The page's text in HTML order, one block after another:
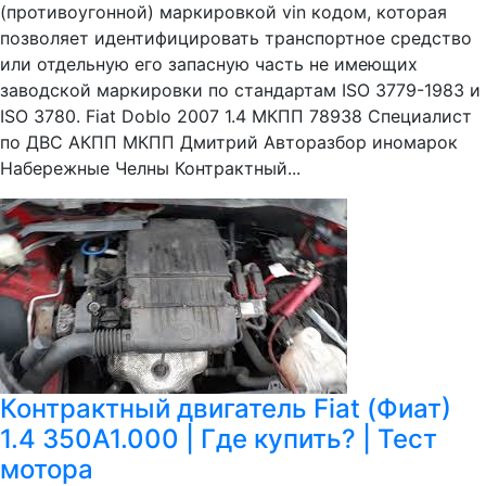
(противоугонной) маркировкой vin кодом, которая
позволяет идентифицировать транспортное средство
или отдельную его запасную часть не имеющих
заводской маркировки по стандартам ISO 3779-1983 и
ISO 3780. Fiat Doblo 2007 1.4 МКПП 78938 Специалист
по ДВС АКПП МКПП Дмитрий Авторазбор иномарок
Набережные Челны Контрактный...
Контрактный двигатель Fiat (Фиат)
1.4 350A1.000 | Где купить? | Тест
мотора